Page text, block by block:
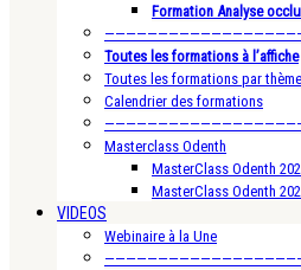
Formation Analyse
Toutes les formations à l’affiche
Toutes les formations par thème
Calendrier des formations
Masterclass Odenth
MasterClass Odenth
MasterClass Odenth
VIDEOS
Webinaire à la Une